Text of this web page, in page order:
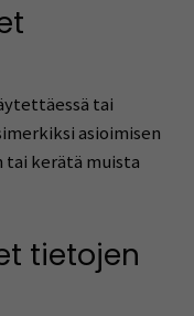
tai
asioimisen
tai kerätä muista
tietojen